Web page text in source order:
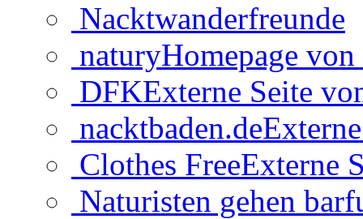
Nacktwanderfreunde
naturyHomepage
DFKExterne Seite
nacktbaden.de
Clothes FreeExterne
Naturisten gehen